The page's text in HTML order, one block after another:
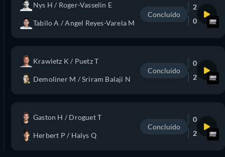
Nys H / Roger-Vasselin E
Tabilo A / Angel Reyes-Varela M
Concluído
2
0
Krawietz K / Puetz T
Demoliner M / Sriram Balaji N
Concluído
0
2
Gaston H / Droguet T
Herbert P / Halys Q
Concluído
0
2